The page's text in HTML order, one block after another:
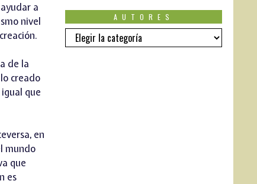
a
nivel
de la
creado
que
en
mundo
que
es
AUTORES
Autores